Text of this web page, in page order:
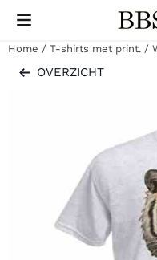
Cookievoorkeuren zijn
Home / T-shirts met print. /
OVERZICHT